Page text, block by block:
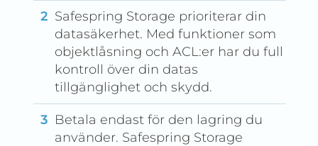
Safespring Storage prioriterar din
datasäkerhet. Med funktioner som
objektlåsning och ACL:er har du full
kontroll över din datas
tillgänglighet och skydd.
Betala endast för den lagring du
använder. Safespring Storage